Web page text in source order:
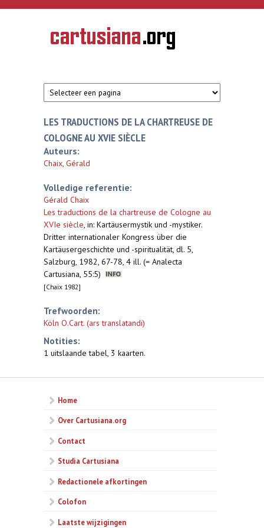
Overslaan en naar de inhoud gaan
CARTUSIANA
Geschiedenis
van de
LES TRADUCTIONS DE LA CHARTREUSE DE
COLOGNE AU XVIE SIÈCLE
Auteurs:
Chaix, Gérald
Volledige referentie:
Gérald Chaix
Les traductions de la chartreuse de Cologne au
XVIe siècle, in: Kartäusermystik und -mystiker.
Dritter internationaler Kongress über die
Kartäusergeschichte und -spiritualität, dl. 5,
Salzburg, 1982, 67-78, 4 ill. (= Analecta
Cartusiana, 55:5)
[Chaix 1982]
Trefwoorden:
Köln O.Cart. (ars translatandi)
Notities:
1 uitslaande tabel, 3 kaarten.
Home
Over Cartusiana.org
Contact
Studia Cartusiana
Redactionele afkortingen
Colofon
Laatste wijzigingen